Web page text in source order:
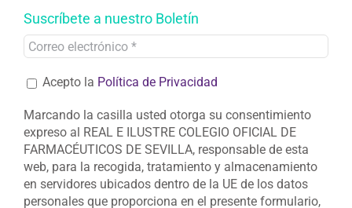
Suscríbete a nuestro Boletín
Acepto la Política de Privacidad
Marcando la casilla usted otorga su consentimiento
expreso al REAL E ILUSTRE COLEGIO OFICIAL DE
FARMACÉUTICOS DE SEVILLA, responsable de esta
web, para la recogida, tratamiento y almacenamiento
en servidores ubicados dentro de la UE de los datos
personales que proporciona en el presente formulario,